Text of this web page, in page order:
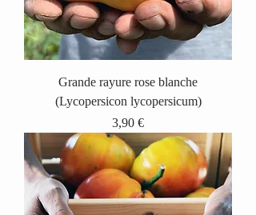
Grande rayure rose blanche
(Lycopersicon lycopersicum)
Prix
3,90 €